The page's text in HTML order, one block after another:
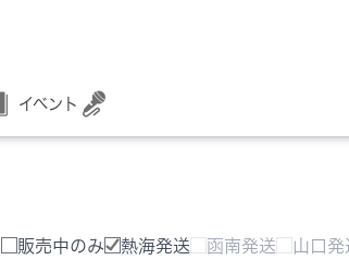
イベント
販売中のみ 熱海発送 函南発送 山口発